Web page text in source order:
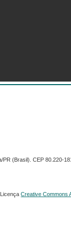
PR (Brasil). CEP 80.220-
LicençaCreative Commons